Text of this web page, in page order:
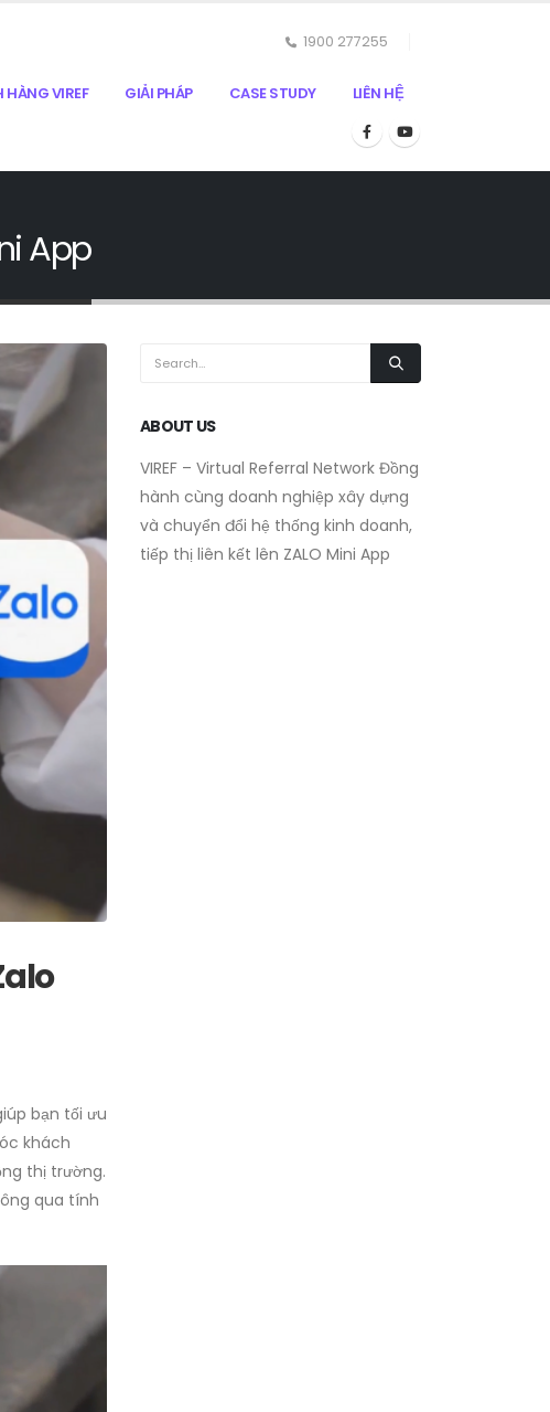
1900 277255
HÀNG VIREF GIẢI PHÁP CASE STUDY LIÊN HỆ
App
bạn tối ưu
khách
thị trường.
qua tính
ABOUT US
VIREF – Virtual Referral Network Đồng
hành cùng doanh nghiệp xây dựng
và chuyển đổi hệ thống kinh doanh,
tiếp thị liên kết lên ZALO Mini App